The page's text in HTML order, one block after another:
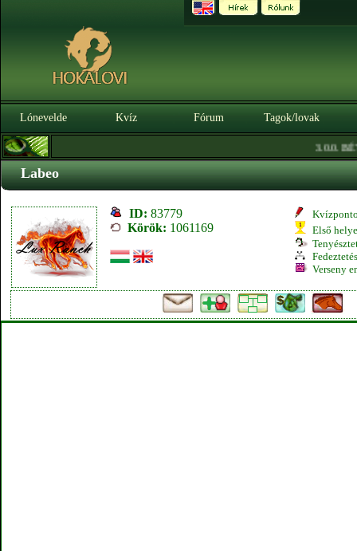
Lónevelde Kvíz Fórum Tagok/lovak
3.0.0. BÉTA
Labeo
ID: 83779
Körök: 1061169
Első
Verseny